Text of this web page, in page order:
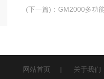
(下一篇) ： GM2000多功
网站首页 | 关于我们